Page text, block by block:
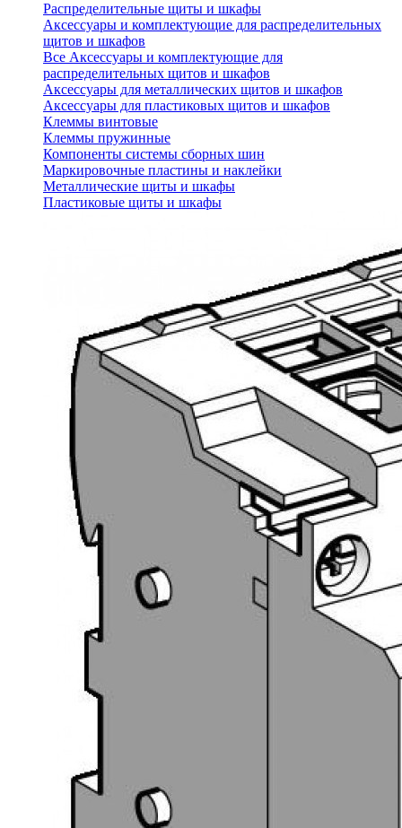
Распределительные щиты и шкафы
Аксессуары и комплектующие для распределительных
щитов и шкафов
Все Аксессуары и комплектующие для
распределительных щитов и шкафов
Аксессуары для металлических щитов и шкафов
Аксессуары для пластиковых щитов и шкафов
Клеммы винтовые
Клеммы пружинные
Компоненты системы сборных шин
Маркировочные пластины и наклейки
Металлические щиты и шкафы
Пластиковые щиты и шкафы